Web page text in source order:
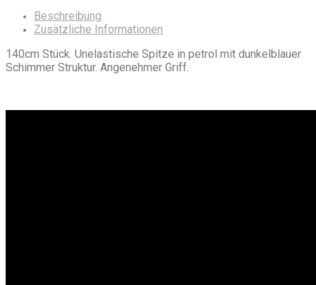
Beschreibung
Zusätzliche Informationen
140cm Stück. Unelastische Spitze in petrol mit dunkelblauer
Schimmer Struktur. Angenehmer Griff.